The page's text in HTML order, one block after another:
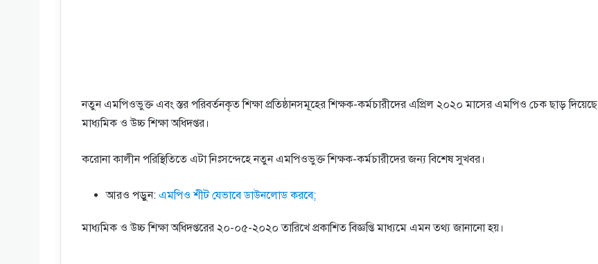
নতুন এমপিওভুক্ত এবং স্তর পরিবর্তনকৃত শিক্ষা প্রতিষ্ঠানসমূহের শিক্ষক-কর্মচারীদের এপ্রিল ২০২০ মাসের এমপিও চেক ছাড় দিয়েছে
মাধ্যমিক ও উচ্চ শিক্ষা অধিদপ্তর।
করোনা কালীন পরিস্থিতিতে এটা নিঃসন্দেহে নতুন এমপিওভুক্ত শিক্ষক-কর্মচারীদের জন্য বিশেষ সুখবর।
আরও পড়ুন: এমপিও শীট যেভাবে ডাউনলোড করবে;
মাধ্যমিক ও উচ্চ শিক্ষা অধিদপ্তরের ২০-০৫-২০২০ তারিখে প্রকাশিত বিজ্ঞপ্তি মাধ্যমে এমন তথ্য জানানো হয়।